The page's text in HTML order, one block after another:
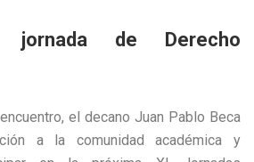
jornada de Derecho
el decano Juan Pablo Beca
a la comunidad académica y